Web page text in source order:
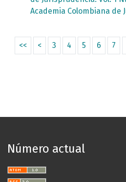
Academia Colombiana de
<< < 3 4 5 6 7
Número actual